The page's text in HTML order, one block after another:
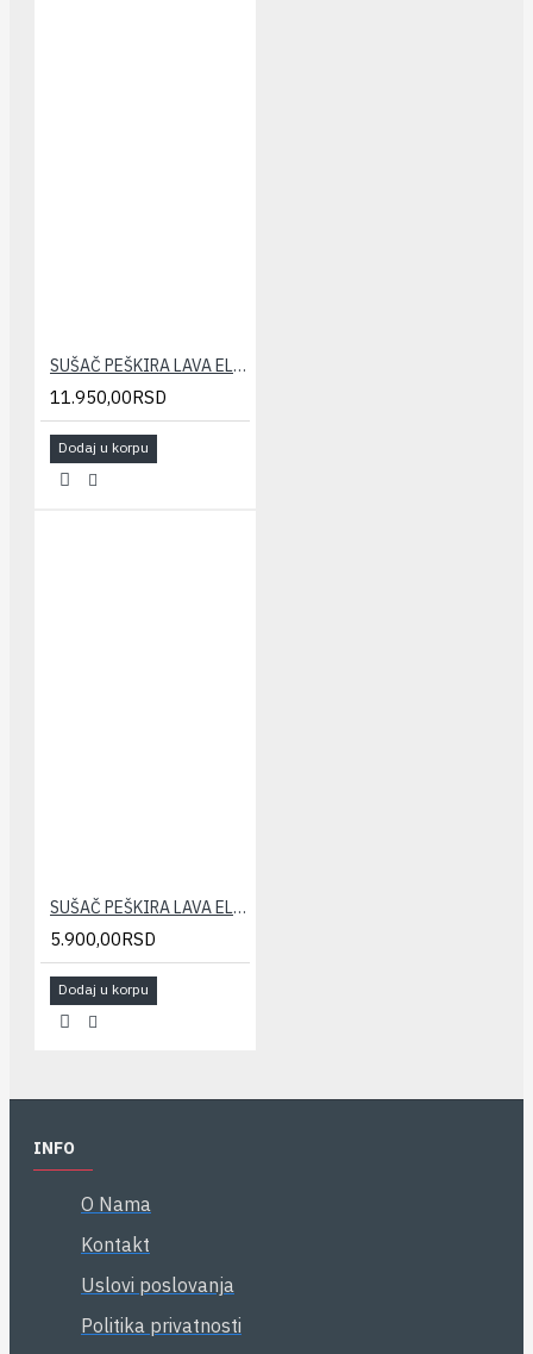
SUŠAČ PEŠKIRA LAVA ELEGANT 400x1800(821/1035W)
11.950,00RSD
Dodaj u korpu
SUŠAČ PEŠKIRA LAVA ELEGANT 400x800(371/467W)
5.900,00RSD
Dodaj u korpu
INFO
O Nama
Kontakt
Uslovi poslovanja
Politika privatnosti